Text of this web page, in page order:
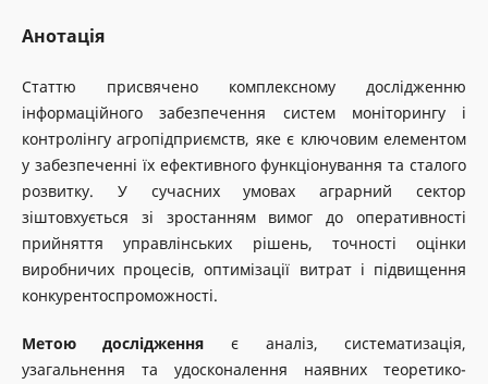
Анотація
Статтю присвячено комплексному дослідженню
інформаційного забезпечення систем моніторингу і
контролінгу агропідприємств, яке є ключовим елементом
у забезпеченні їх ефективного функціонування та сталого
розвитку. У сучасних умовах аграрний сектор
зіштовхується зі зростанням вимог до оперативності
прийняття управлінських рішень, точності оцінки
виробничих процесів, оптимізації витрат і підвищення
конкурентоспроможності.
Метою дослідження є аналіз, систематизація,
узагальнення та удосконалення наявних теоретико-